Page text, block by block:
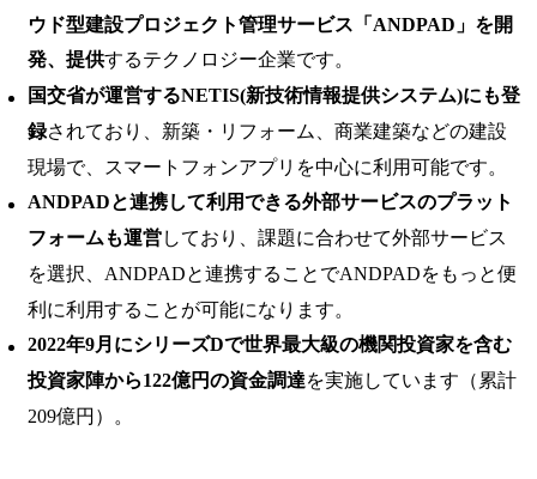
ウド型建設プロジェクト管理サービス「ANDPAD」を開
発、提供するテクノロジー企業です。
国交省が運営するNETIS(新技術情報提供システム)にも登
録されており、新築・リフォーム、商業建築などの建設
現場で、スマートフォンアプリを中心に利用可能です。
ANDPADと連携して利用できる外部サービスのプラット
フォームも運営しており、課題に合わせて外部サービス
を選択、ANDPADと連携することでANDPADをもっと便
利に利用することが可能になります。
2022年9月にシリーズDで世界最大級の機関投資家を含む
投資家陣から122億円の資金調達を実施しています（累計
209億円）。